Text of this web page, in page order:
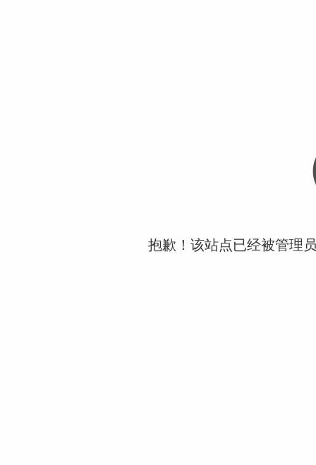
抱歉！该站点已经被管理